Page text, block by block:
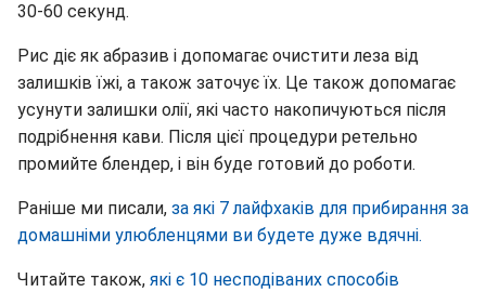
30-60 секунд.
Рис діє як абразив і допомагає очистити леза від
залишків їжі, а також заточує їх. Це також допомагає
усунути залишки олії, які часто накопичуються після
подрібнення кави. Після цієї процедури ретельно
промийте блендер, і він буде готовий до роботи.
Раніше ми писали, за які 7 лайфхаків для прибирання за
домашніми улюбленцями ви будете дуже вдячні.
Читайте також, які є 10 несподіваних способів